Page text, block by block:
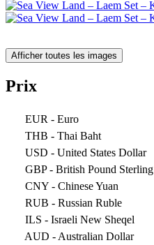
Afficher toutes les images
Prix
EUR - Euro
THB - Thai Baht
USD - United States Dollar
GBP- British Pound Sterling
CNY - Chinese Yuan
RUB - Russian Ruble
ILS - Israeli New Sheqel
AUD - Australian Dollar